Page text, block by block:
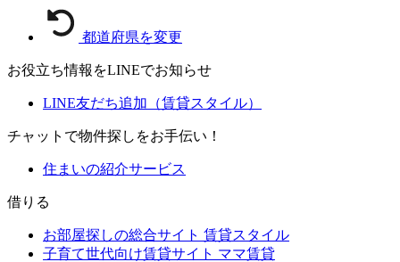
都道府県を変更
お役立ち情報をLINEでお知らせ
LINE友だち追加（賃貸スタイル）
チャットで物件探しをお手伝い！
住まいの紹介サービス
借りる
お部屋探しの総合サイト 賃貸スタイル
子育て世代向け賃貸サイト ママ賃貸